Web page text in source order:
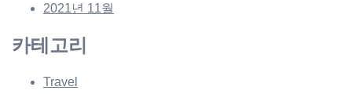
2021년 11월
카테고리
Travel